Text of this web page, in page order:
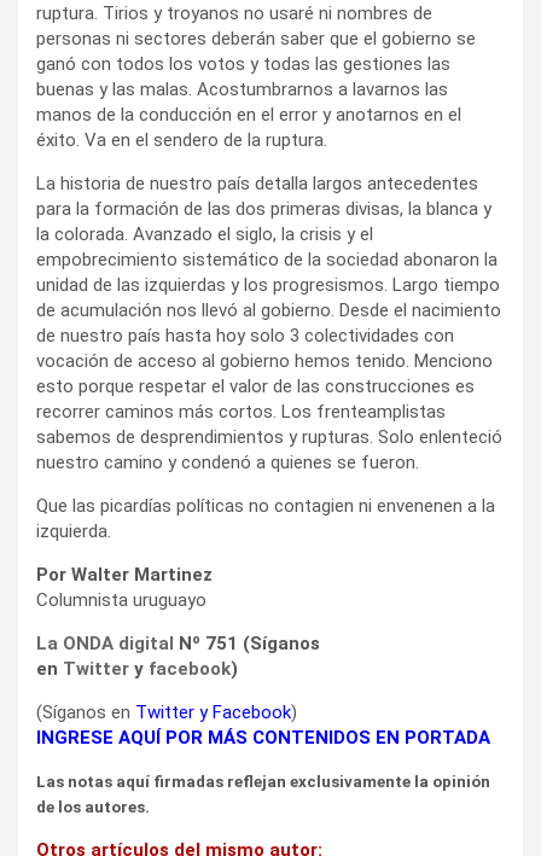
ruptura. Tirios y troyanos no usaré ni nombres de
personas ni sectores deberán saber que el gobierno se
ganó con todos los votos y todas las gestiones las
buenas y las malas. Acostumbrarnos a lavarnos las
manos de la conducción en el error y anotarnos en el
éxito. Va en el sendero de la ruptura.
La historia de nuestro país detalla largos antecedentes
para la formación de las dos primeras divisas, la blanca y
la colorada. Avanzado el siglo, la crisis y el
empobrecimiento sistemático de la sociedad abonaron la
unidad de las izquierdas y los progresismos. Largo tiempo
de acumulación nos llevó al gobierno. Desde el nacimiento
de nuestro país hasta hoy solo 3 colectividades con
vocación de acceso al gobierno hemos tenido. Menciono
esto porque respetar el valor de las construcciones es
recorrer caminos más cortos. Los frenteamplistas
sabemos de desprendimientos y rupturas. Solo enlenteció
nuestro camino y condenó a quienes se fueron.
Que las picardías políticas no contagien ni envenenen a la
izquierda.
Por Walter Martinez
Columnista uruguayo
La ONDA digital Nº 751 (Síganos
en Twitter y facebook)
(Síganos en Twitter yFacebook)
INGRESE AQUÍ POR MÁS CONTENIDOS EN PORTADA
Las notas aquí firmadas reflejan exclusivamente la opinión
de los autores.
Otros artículos del mismo autor: